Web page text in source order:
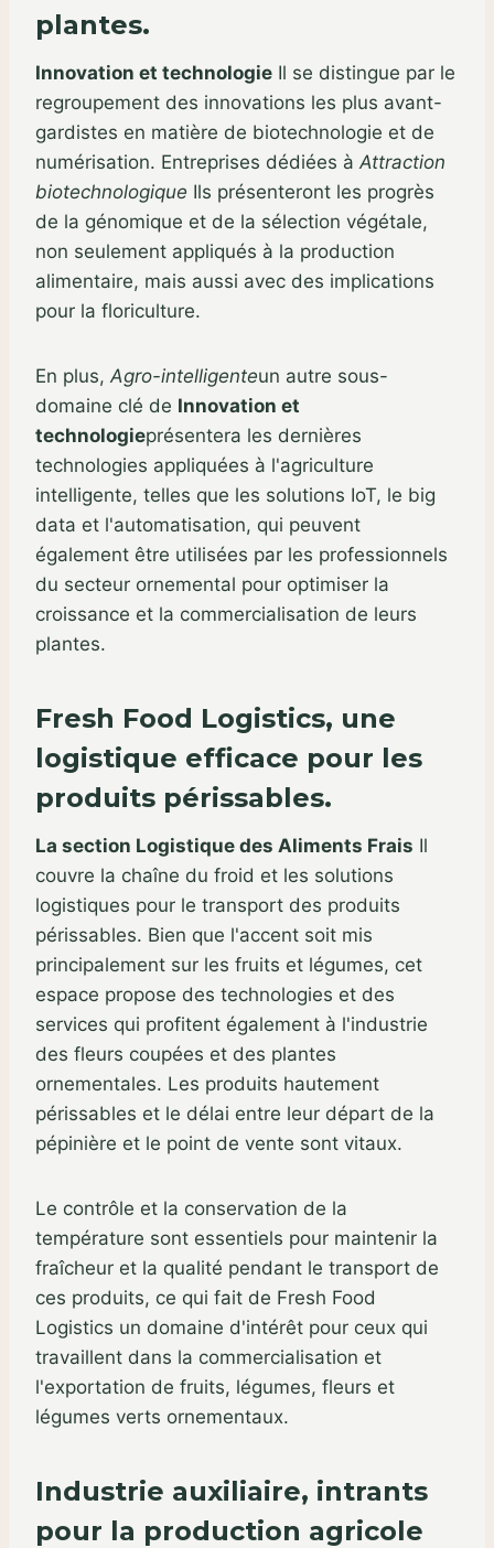
plantes.
Innovation et technologie Il se distingue par le
regroupement des innovations les plus avant-
gardistes en matière de biotechnologie et de
numérisation. Entreprises dédiées à Attraction
biotechnologique Ils présenteront les progrès
de la génomique et de la sélection végétale,
non seulement appliqués à la production
alimentaire, mais aussi avec des implications
pour la floriculture.
En plus, Agro-intelligenteun autre sous-
domaine clé de Innovation et
technologieprésentera les dernières
technologies appliquées à l'agriculture
intelligente, telles que les solutions IoT, le big
data et l'automatisation, qui peuvent
également être utilisées par les professionnels
du secteur ornemental pour optimiser la
croissance et la commercialisation de leurs
plantes.
Fresh Food Logistics, une
logistique efficace pour les
produits périssables.
La section Logistique des Aliments Frais Il
couvre la chaîne du froid et les solutions
logistiques pour le transport des produits
périssables. Bien que l'accent soit mis
principalement sur les fruits et légumes, cet
espace propose des technologies et des
services qui profitent également à l'industrie
des fleurs coupées et des plantes
ornementales. Les produits hautement
périssables et le délai entre leur départ de la
pépinière et le point de vente sont vitaux.
Le contrôle et la conservation de la
température sont essentiels pour maintenir la
fraîcheur et la qualité pendant le transport de
ces produits, ce qui fait de Fresh Food
Logistics un domaine d'intérêt pour ceux qui
travaillent dans la commercialisation et
l'exportation de fruits, légumes, fleurs et
légumes verts ornementaux.
Industrie auxiliaire, intrants
pour la production agricole